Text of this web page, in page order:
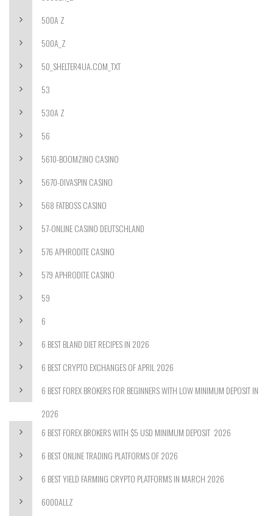
500A Z
500A_Z
50_SHELTER4UA.COM_TXT
53
530A Z
56
5610-BOOMZINO CASINO
5670-DIVASPIN CASINO
568 FATBOSS CASINO
57-ONLINE CASINO DEUTSCHLAND
576 APHRODITE CASINO
579 APHRODITE CASINO
59
6
6 BEST BLAND DIET RECIPES IN 2026
6 BEST CRYPTO EXCHANGES OF APRIL 2026
6 BEST FOREX BROKERS FOR BEGINNERS WITH LOW MINIMUM DEPOSIT IN
2026
6 BEST FOREX BROKERS WITH $5 USD MINIMUM DEPOSIT ️ 2026
6 BEST ONLINE TRADING PLATFORMS OF 2026
6 BEST YIELD FARMING CRYPTO PLATFORMS IN MARCH 2026
6000ALLZ